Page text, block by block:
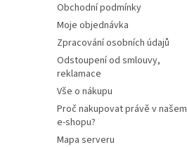
Obchodní podmínky
Moje objednávka
Zpracování osobních údajů
Odstoupení od smlouvy,
reklamace
Vše o nákupu
Proč nakupovat právě v našem
e-shopu?
Mapa serveru